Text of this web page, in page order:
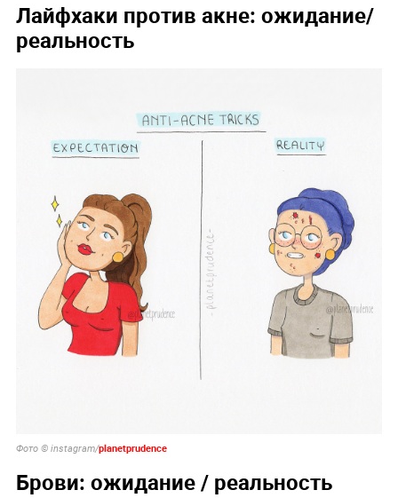
Лайфхаки против акне: ожидание/
реальность
Фото © instagram/planetprudence
Брови: ожидание / реальность